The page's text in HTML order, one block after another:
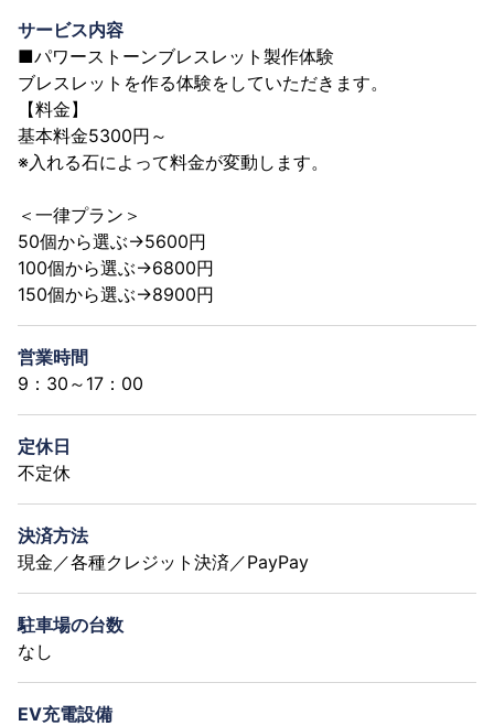
サービス内容
■パワーストーンブレスレット製作体験
ブレスレットを作る体験をしていただきます。
【料金】
基本料金5300円～
※入れる石によって料金が変動します。
＜一律プラン＞
50個から選ぶ→5600円
100個から選ぶ→6800円
150個から選ぶ→8900円
営業時間
9：30～17：00
定休日
不定休
決済方法
現金／各種クレジット決済／PayPay
駐車場の台数
なし
EV充電設備